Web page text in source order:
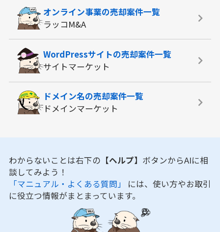
オンライン事業の売却案件一覧
ラッコM&A
WordPressサイトの売却案件一覧
サイトマーケット
ドメイン名の売却案件一覧
ドメインマーケット
わからないことは右下の 【ヘルプ】 ボタンからAIに相
談してみよう！
「マニュアル・よくある質問」 には、使い方やお取引
に役立つ情報がまとまっています。